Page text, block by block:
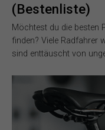
(Bestenliste)
Möchtest du die besten
finden? Viele Radfahrer
sind enttäuscht von